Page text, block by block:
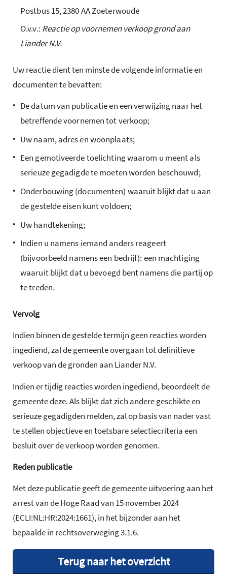
Postbus 15, 2380 AA Zoeterwoude
O.v.v.: Reactie op voornemen verkoop grond aan
Liander N.V.
Uw reactie dient ten minste de volgende informatie en
documenten te bevatten:
• De datum van publicatie en een verwijzing naar het
betreffende voornemen tot verkoop;
• Uw naam, adres en woonplaats;
• Een gemotiveerde toelichting waarom u meent als
serieuze gegadigde te moeten worden beschouwd;
• Onderbouwing (documenten) waaruit blijkt dat u aan
de gestelde eisen kunt voldoen;
• Uw handtekening;
• Indien u namens iemand anders reageert
(bijvoorbeeld namens een bedrijf): een machtiging
waaruit blijkt dat u bevoegd bent namens die partij op
te treden.
Vervolg
Indien binnen de gestelde termijn geen reacties worden
ingediend, zal de gemeente overgaan tot definitieve
verkoop van de gronden aan Liander N.V.
Indien er tijdig reacties worden ingediend, beoordeelt de
gemeente deze. Als blijkt dat zich andere geschikte en
serieuze gegadigden melden, zal op basis van nader vast
te stellen objectieve en toetsbare selectiecriteria een
besluit over de verkoop worden genomen.
Reden publicatie
Met deze publicatie geeft de gemeente uitvoering aan het
arrest van de Hoge Raad van 15 november 2024
(ECLI:NL:HR:2024:1661), in het bijzonder aan het
bepaalde in rechtsoverweging 3.1.6.
Terug naar het overzicht